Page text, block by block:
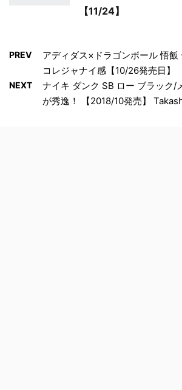
【11/24】
PREV
アディダス×ドラゴンボール 悟飯
コレジャナイ感【10/26発売日】
NEXT
ナイキ ダンク SB ロー ブラック/
が秀逸！ 【2018/10発売】